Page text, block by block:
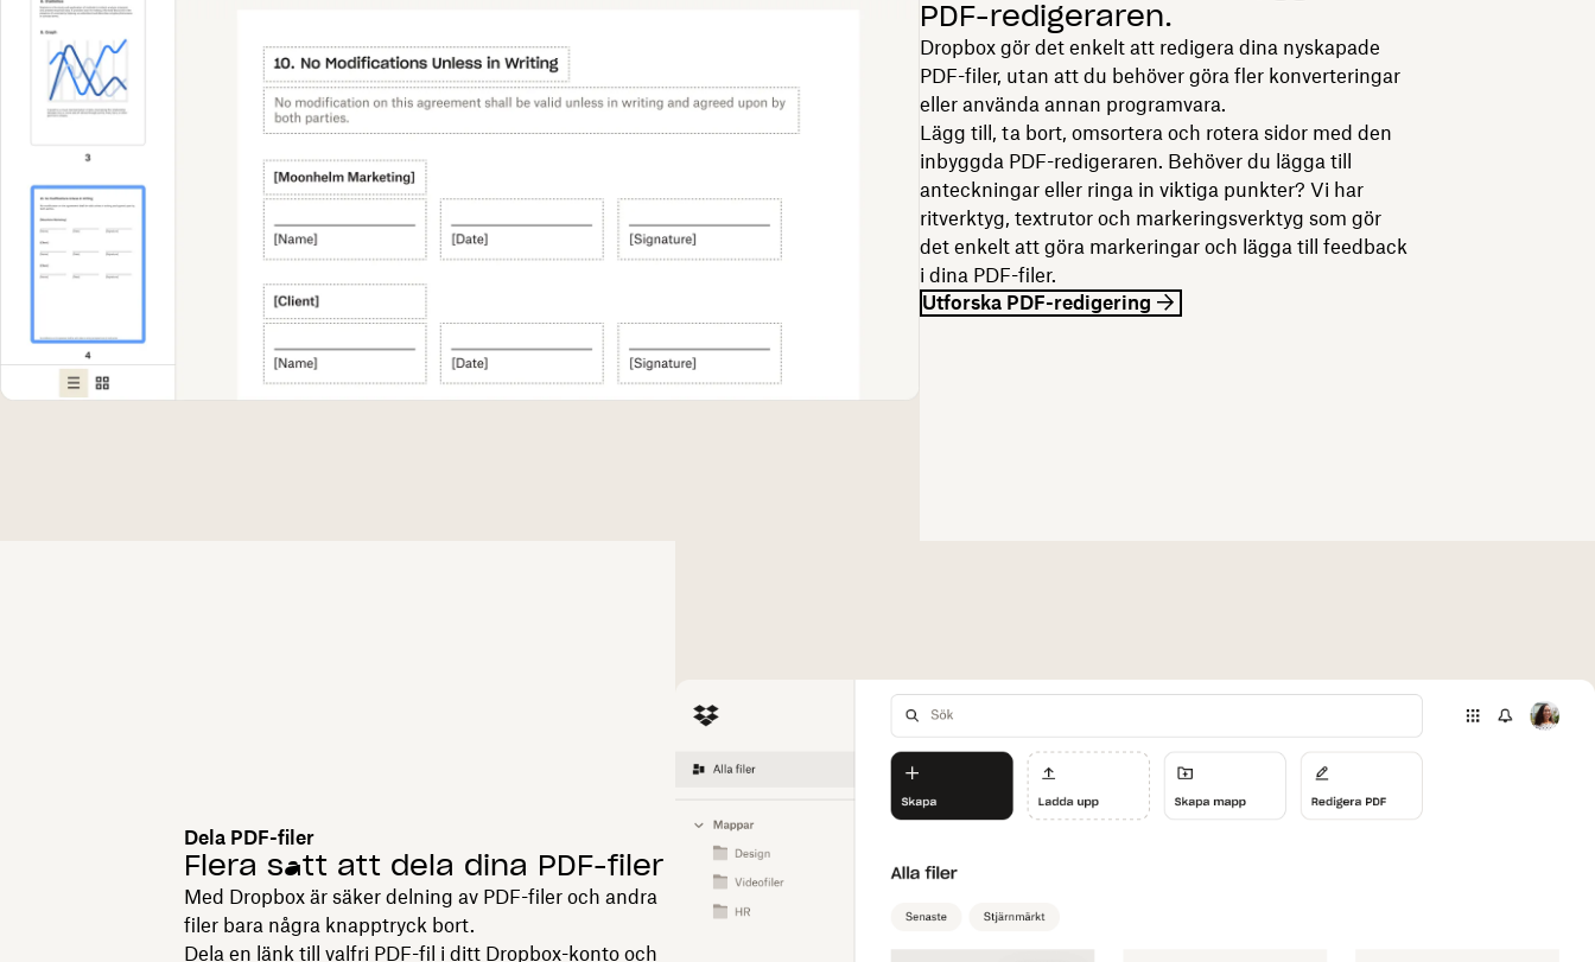
PDF-redigeraren.
Dropbox gör det enkelt att redigera dina nyskapade
PDF-filer, utan att du behöver göra fler konverteringar
eller använda annan programvara.
Lägg till, ta bort, omsortera och rotera sidor med den
inbyggda PDF-redigeraren. Behöver du lägga till
anteckningar eller ringa in viktiga punkter? Vi har
ritverktyg, textrutor och markeringsverktyg som gör
det enkelt att göra markeringar och lägga till feedback
i dina PDF-filer.
Utforska PDF-redigering
Dela PDF-filer
Flera sätt att dela dina PDF-filer
Med Dropbox är säker delning av PDF-filer och andra
filer bara några knapptryck bort.
Dela en länk till valfri PDF-fil i ditt Dropbox-konto och